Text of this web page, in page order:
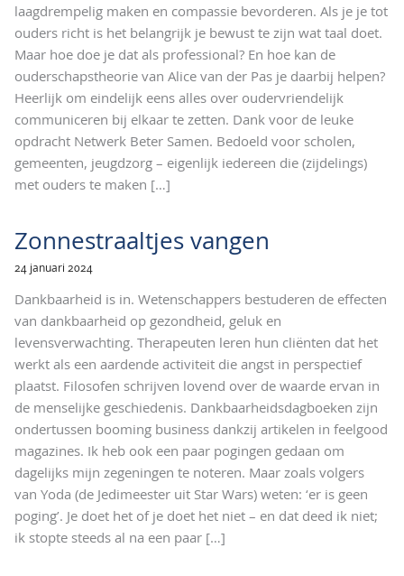
laagdrempelig maken en compassie bevorderen. Als je je tot
ouders richt is het belangrijk je bewust te zijn wat taal doet.
Maar hoe doe je dat als professional? En hoe kan de
ouderschapstheorie van Alice van der Pas je daarbij helpen?
Heerlijk om eindelijk eens alles over oudervriendelijk
communiceren bij elkaar te zetten. Dank voor de leuke
opdracht Netwerk Beter Samen. Bedoeld voor scholen,
gemeenten, jeugdzorg – eigenlijk iedereen die (zijdelings)
met ouders te maken […]
Zonnestraaltjes vangen
24 januari 2024
Dankbaarheid is in. Wetenschappers bestuderen de effecten
van dankbaarheid op gezondheid, geluk en
levensverwachting. Therapeuten leren hun cliënten dat het
werkt als een aardende activiteit die angst in perspectief
plaatst. Filosofen schrijven lovend over de waarde ervan in
de menselijke geschiedenis. Dankbaarheidsdagboeken zijn
ondertussen booming business dankzij artikelen in feelgood
magazines. Ik heb ook een paar pogingen gedaan om
dagelijks mijn zegeningen te noteren. Maar zoals volgers
van Yoda (de Jedimeester uit Star Wars) weten: ‘er is geen
poging’. Je doet het of je doet het niet – en dat deed ik niet;
ik stopte steeds al na een paar […]